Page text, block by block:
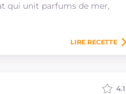
qui unit parfums de mer,
LIRE RECETTE
4.1